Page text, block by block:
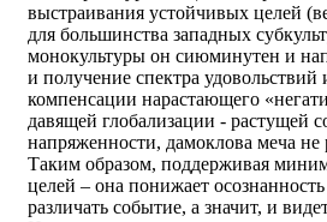
выстраивания устойчивых целей
для большинства западных
монокультуры он сиюминутен и
и получение спектра удовольствий
компенсации нарастающего
давящей глобализации - растущей
напряженности, дамоклова меча
Таким образом, поддерживая
целей – она понижает
различать событие, а значит, и